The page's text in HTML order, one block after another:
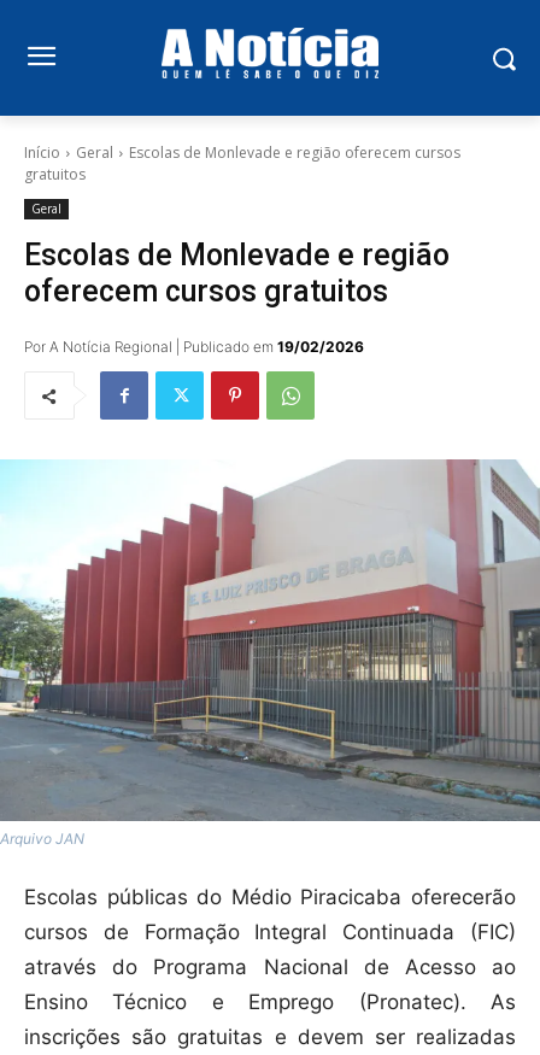
Início Geral
Escolas de Monlevade e região oferecem cursos
gratuitos
Geral
Escolas de Monlevade e região
oferecem cursos gratuitos
Por A Notícia Regional | Publicado em 19/02/2026
Arquivo JAN
Escolas públicas do Médio Piracicaba oferecerão
cursos de Formação Integral Continuada (FIC)
através do Programa Nacional de Acesso ao
Ensino Técnico e Emprego (Pronatec). As
inscrições são gratuitas e devem ser realizadas